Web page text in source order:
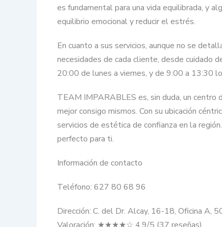
es fundamental para una vida equilibrada, y
equilibrio emocional y reducir el estrés.
En cuanto a sus servicios, aunque no se
necesidades de cada cliente, desde cuidado
20:00 de lunes a viernes, y de 9:00 a 13:30
TEAM IMPARABLES es, sin duda, un centro
mejor consigo mismos. Con su ubicación
servicios de estética de confianza en la
perfecto para ti.
Información de contacto
Teléfono: 627 80 68 96
Dirección: C. del Dr. Alcay, 16-18, Oficina A,
Valoración: ★★★★☆ 4.9/5 (37 reseñas)